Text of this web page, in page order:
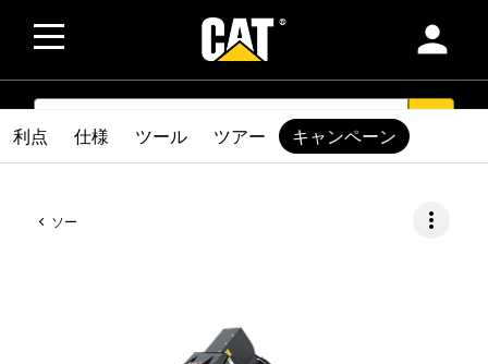
person
SEARCH
ソー more_vert
利点 仕様 ツール ツアー キャンペーン